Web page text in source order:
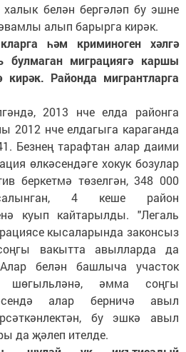
белән бергәләп бу эшне
алып барырга кирәк.
һәм криминоген хәлгә
булмаган миграциягә каршы
кирәк. Районда мигрантларга
2013 нче елда районга
2012 нче елдагыга караганда
Безнең тарафтан алар даими
өлкәсендәге хокук бозулар
беркетмә төзелгән, 348 000
4 кеше район
куып кайтарылды. "Легаль
кысаларында законсыз
вакытта авылларда да
белән башлыча участок
шөгыльләнә, әмма соңгы
алар берничә авыл
бу эшкә авыл
да җәлеп ителде.